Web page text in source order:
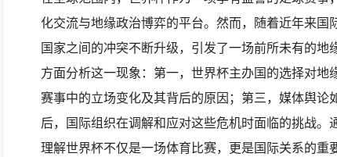
化交流与地缘政治博弈的平台。然而，随着近年来
国家之间的冲突不断升级，引发了一场前所未有的
方面分析这一现象：第一，世界杯主办国的选择对
赛事中的立场变化及其背后的原因；第三，媒体舆论
后，国际组织在调解和应对这些危机时面临的挑战
理解世界杯不仅是一场体育比赛，更是国际关系的重